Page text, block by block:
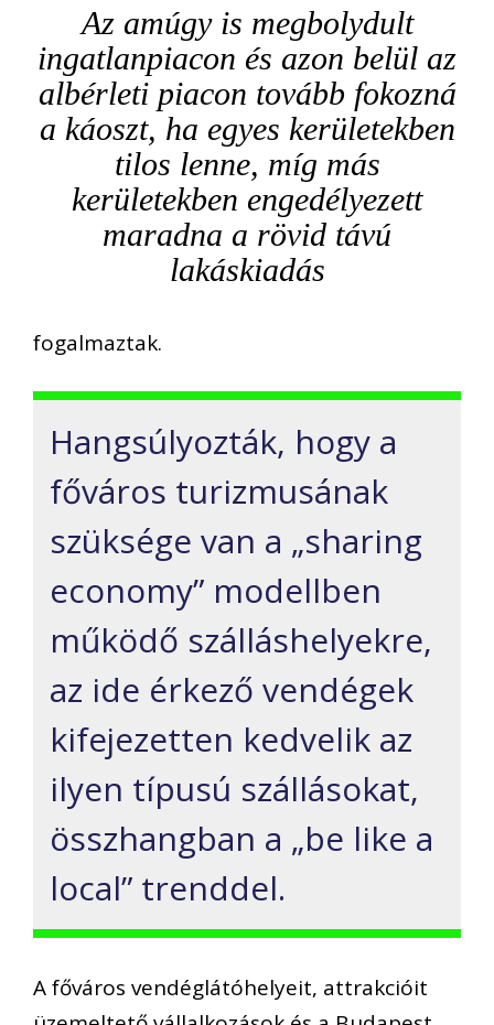
Az amúgy is megbolydult
ingatlanpiacon és azon belül az
albérleti piacon tovább fokozná
a káoszt, ha egyes kerületekben
tilos lenne, míg más
kerületekben engedélyezett
maradna a rövid távú
lakáskiadás
fogalmaztak.
Hangsúlyozták, hogy a
főváros turizmusának
szüksége van a „sharing
economy” modellben
működő szálláshelyekre,
az ide érkező vendégek
kifejezetten kedvelik az
ilyen típusú szállásokat,
összhangban a „be like a
local” trenddel.
A főváros vendéglátóhelyeit, attrakcióit